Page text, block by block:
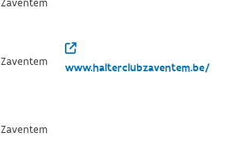
Zaventem
Zaventem www.halterclubzaventem.be/
Zaventem